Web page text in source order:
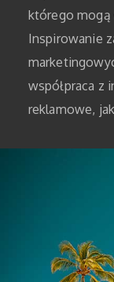
którego mogą
Inspirowanie
współpraca z
reklamowe,